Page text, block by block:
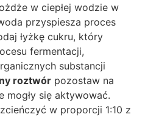
w ciepłej wodzie w
przyspiesza proces
łyżkę cukru, który
fermentacji,
substancji
roztwór pozostaw na
mogły się aktywować.
w proporcji 1:10 z